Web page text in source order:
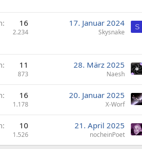
16
2.234
17. Januar 2024
Skysnake
S
11
873
28. März 2025
Naesh
16
1.178
20. Januar 2025
X-Worf
10
1.526
21. April 2025
nocheinPoet